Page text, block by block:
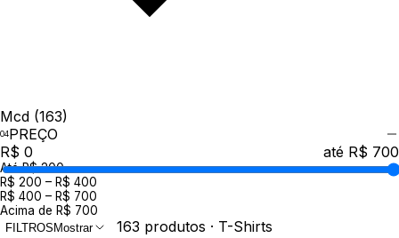
Mcd (163)
PREÇO
R$ 0
até R$ 700
Até R$ 200
R$ 200 – R$ 400
R$ 400 – R$ 700
Acima de R$ 700
FILTROS Mostrar 163 produtos · T-Shirts